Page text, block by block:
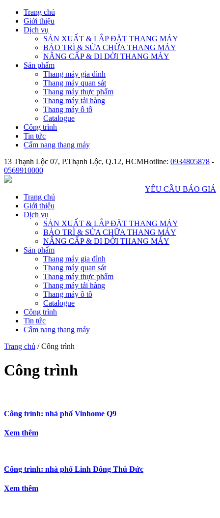
Trang chủ
Giới thiệu
Dịch vụ
SẢN XUẤT & LẮP ĐẶT THANG MÁY
BẢO TRÌ & SỬA CHỮA THANG MÁY
NÂNG CẤP & DI DỜI THANG MÁY
Sản phẩm
Thang máy gia đình
Thang máy quan sát
Thang máy thực phẩm
Thang máy tải hàng
Thang máy ô tô
Catalogue
Công trình
Tin tức
Cẩm nang thang máy
13 Thạnh Lộc 07, P.Thạnh Lộc, Q.12, HCMHotline: 0934805878 -
0569910000
YÊU CẦU BÁO GIÁ
Trang chủ
Giới thiệu
Dịch vụ
SẢN XUẤT & LẮP ĐẶT THANG MÁY
BẢO TRÌ & SỬA CHỮA THANG MÁY
NÂNG CẤP & DI DỜI THANG MÁY
Sản phẩm
Thang máy gia đình
Thang máy quan sát
Thang máy thực phẩm
Thang máy tải hàng
Thang máy ô tô
Catalogue
Công trình
Tin tức
Cẩm nang thang máy
Trang chủ / Công trình
Công trình
Công trình: nhà phố Vinhome Q9
Xem thêm
Công trình: nhà phố Linh Đông Thủ Đức
Xem thêm